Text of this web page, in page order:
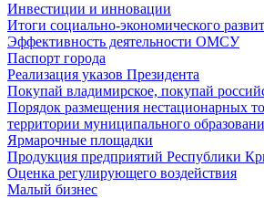
Инвестиции и инновации
Итоги социально-экономического
Эффективность деятельности ОМСУ
Паспорт города
Реализация указов Президента
Покупай владимирское, покупай
Порядок размещения нестационарных
территории муниципального
Ярмарочные площадки
Продукция предприятий Республики
Оценка регулирующего воздействия
Малый бизнес